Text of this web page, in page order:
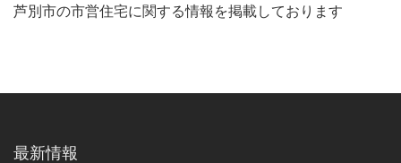
芦別市の市営住宅に関する情報を掲載しております
最新情報